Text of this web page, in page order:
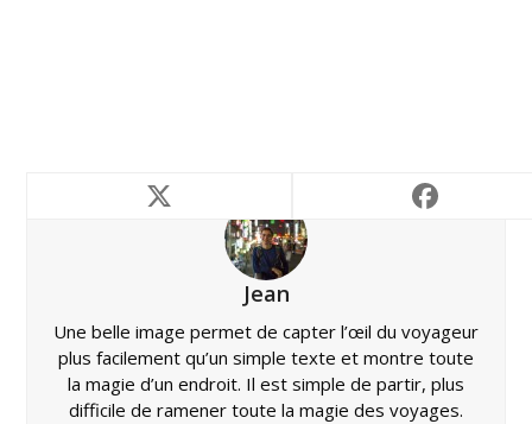
Jean
Une belle image permet de capter l’œil du voyageur
plus facilement qu’un simple texte et montre toute
la magie d’un endroit. Il est simple de partir, plus
difficile de ramener toute la magie des voyages.